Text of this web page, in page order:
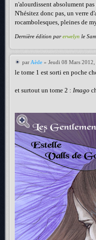
n'alourdissent absolument
N'hésitez donc pas, un verre
rocambolesques, pleines de
Dernière édition parerwelyn le
par Aède » Jeudi 08 Mars 2012,
le tome 1 est sorti en poche
et surtout un tome 2 : Imago